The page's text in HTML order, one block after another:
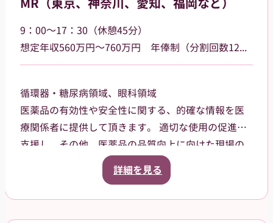
9：00～17：30（休憩45分）
想定年収560万円～760万円 年俸制（分割回数12回）基本給400,000円～ その他日当、車両手当、他手当あり
循環器・糖尿病領域、眼科領域
医薬品の有効性や安全性に関する、的確な情報を医
療関係者に提供して頂きます。 適切な使用の促進を
支援し、その他、医薬品の品質向上に向けた現場の
ニーズや 反応の集約活動も行います。
《～入社後について～》 入社時における導入研修
詳細を見る